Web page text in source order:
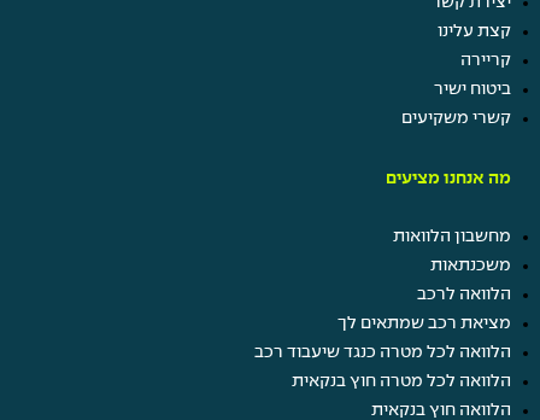
קצת עלינו
קריירה
ביטוח ישיר
קשרי משקיעים
מה אנחנו מציעים
מחשבון הלוואות
משכנתאות
הלוואה לרכב
מציאת רכב שמתאים לך
הלוואה לכל מטרה כנגד שיעבוד רכב
הלוואה לכל מטרה חוץ בנקאית
הלוואה חוץ בנקאית